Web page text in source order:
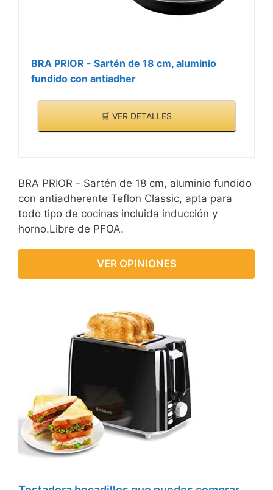
BRA PRIOR - Sartén de 18 cm, aluminio
fundido con antiadher
🛒 VER DETALLES
BRA PRIOR - Sartén de 18 cm, aluminio fundido
con antiadherente Teflon Classic, apta para
todo tipo de cocinas incluida inducción y
horno.Libre de PFOA.
VER OPINIONES